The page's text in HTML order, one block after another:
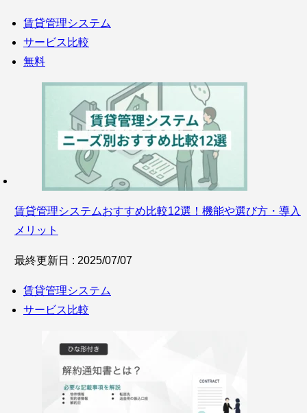
賃貸管理システム
サービス比較
無料
賃貸管理システムおすすめ比較12選！機能や選び方・導入
メリット
最終更新日 : 2025/07/07
賃貸管理システム
サービス比較